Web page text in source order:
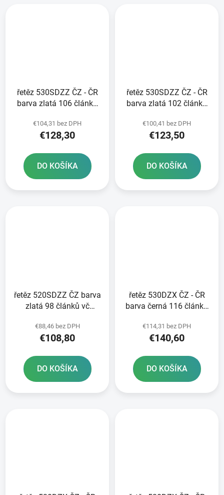
řetěz 530SDZZ ČZ - ČR
barva zlatá 106 článků
RIVET
€104,31 bez DPH
€128,30
DO KOŠÍKA
řetěz 530SDZZ ČZ - ČR
barva zlatá 102 článků
RIVET
€100,41 bez DPH
€123,50
DO KOŠÍKA
řetěz 520SDZZ ČZ barva
zlatá 98 článků vč
€88,46 bez DPH
€108,80
DO KOŠÍKA
řetěz 530DZX ČZ - ČR
barva černá 116 článků
RIVET
€114,31 bez DPH
€140,60
DO KOŠÍKA